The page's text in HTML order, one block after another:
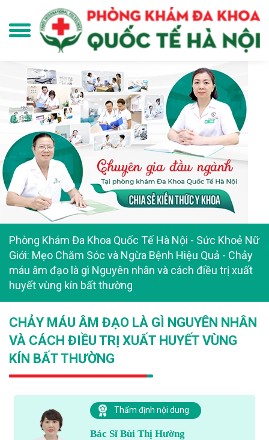
Phòng Khám Đa Khoa Quốc Tế Hà Nội - Sức Khoẻ Nữ
Giới: Mẹo Chăm Sóc và Ngừa Bệnh Hiệu Quả - Chảy
máu âm đạo là gì Nguyên nhân và cách điều trị xuất
huyết vùng kín bất thường
CHẢY MÁU ÂM ĐẠO LÀ GÌ NGUYÊN NHÂN
VÀ CÁCH ĐIỀU TRỊ XUẤT HUYẾT VÙNG
KÍN BẤT THƯỜNG
Thẩm định nội dung
Bác Sĩ Bùi Thị Hường